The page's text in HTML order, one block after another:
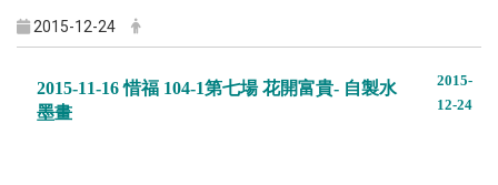
2015-12-24
2015-11-16 惜福 104-1第七場 花開富貴- 自製水
墨畫
2015-
12-24